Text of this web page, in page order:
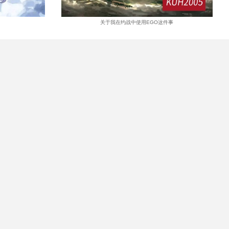
关于我在约战中使用EGO这件事